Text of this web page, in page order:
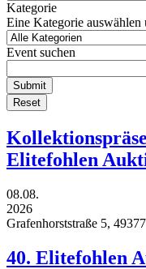
Kategorie
Eine Kategorie
Event suchen
Submit
Reset
Elitefohlen
08.08.
2026
Grafenhorststraße 5, 49377
40. Elitefohlen